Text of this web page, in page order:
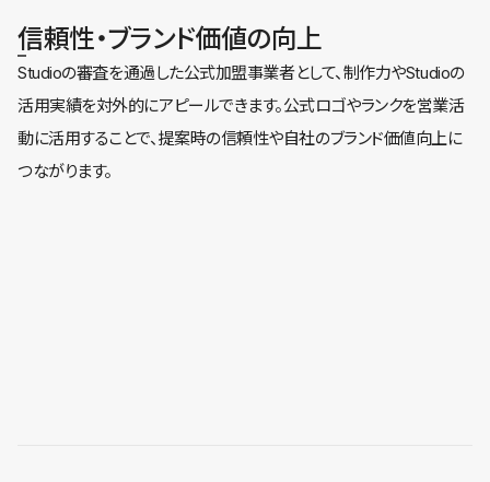
信頼性・ブランド価値の向上
Studioの審査を通過した公式加盟事業者として、制作力やStudioの
活用実績を対外的にアピールできます。公式ロゴやランクを営業活
動に活用することで、提案時の信頼性や自社のブランド価値向上に
つながります。